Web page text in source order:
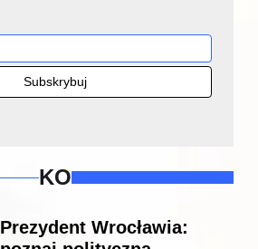
KO
Prezydent Wrocławia: